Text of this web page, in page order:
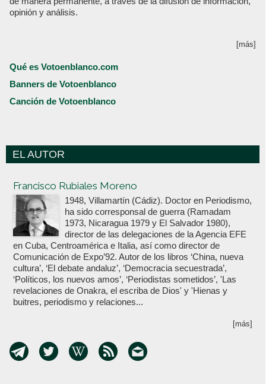
opinión y análisis.
[más]
Qué es Votoenblanco.com
Banners de Votoenblanco
Canción de Votoenblanco
EL AUTOR
Francisco Rubiales Moreno
1948, Villamartín (Cádiz). Doctor en Periodismo,
ha sido corresponsal de guerra (Ramadam
1973, Nicaragua 1979 y El Salvador 1980),
director de las delegaciones de la Agencia EFE
en Cuba, Centroamérica e Italia, así como director de
Comunicación de Expo’92. Autor de los libros ‘China, nueva
cultura’, ‘El debate andaluz’, ‘Democracia secuestrada’,
‘Políticos, los nuevos amos’, ‘Periodistas sometidos’, 'Las
revelaciones de Onakra, el escriba de Dios' y 'Hienas y
buitres, periodismo y relaciones...
[más]